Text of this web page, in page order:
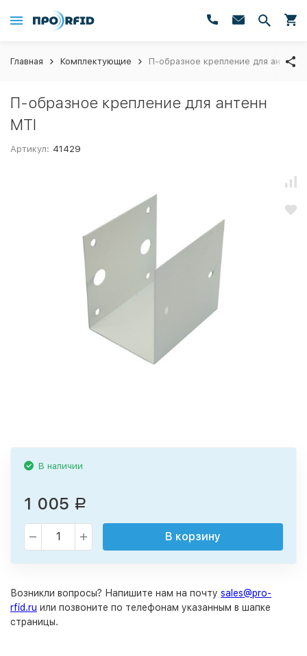
Главная Комплектующие П-образное крепление для антенн
П-образное крепление для антенн
MTI
Артикул: 41429
В наличии
1 005 Р
В корзину
Возникли вопросы? Напишите нам на почту sales@pro-
rfid.ru или позвоните по телефонам указанным в шапке
страницы.